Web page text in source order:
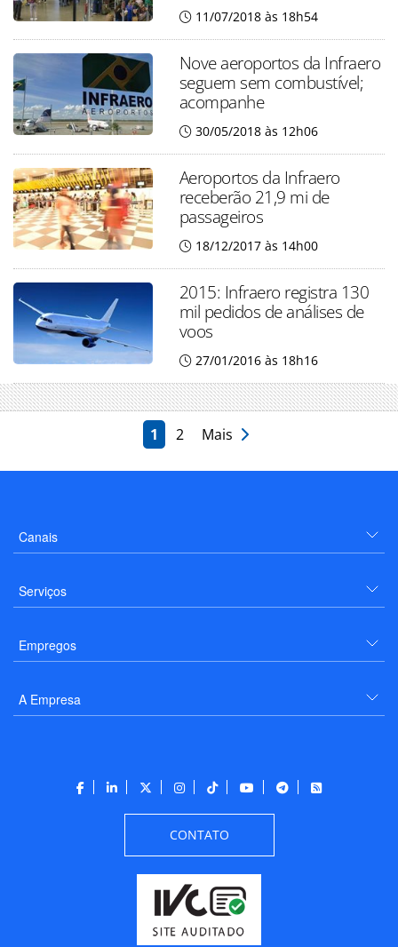
11/07/2018 às 18h54
Nove aeroportos da Infraero
seguem sem combustível;
acompanhe
30/05/2018 às 12h06
Aeroportos da Infraero
receberão 21,9 mi de
passageiros
18/12/2017 às 14h00
2015: Infraero registra 130
mil pedidos de análises de
voos
27/01/2016 às 18h16
1 2 Mais
Canais
Serviços
Empregos
A Empresa
CONTATO